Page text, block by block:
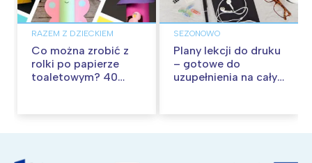
RAZEM Z DZIECKIEM
Co można zrobić z
rolki po papierze
toaletowym? 40
SEZONOWO
Plany lekcji do druku
– gotowe do
uzupełnienia na cały